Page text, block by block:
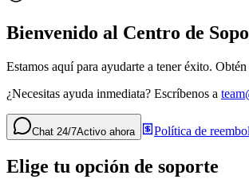
Bienvenido al Centro de
Estamos aquí para ayudarte a tener éxito.
¿Necesitas ayuda inmediata? Escríbenos a
Chat 24/7Activo ahora Política de
Elige tu opción de soporte